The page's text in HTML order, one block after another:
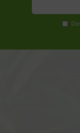
Die